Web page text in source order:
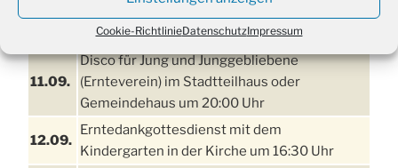
Cookie-RichtlinieDatenschutzImpressum
Erntefest in Drabenderhöhe
11.09.
Disco für Jung und Junggebliebene
(Ernteverein) im Stadtteilhaus oder
Gemeindehaus um 20:00 Uhr
12.09.
Erntedankgottesdienst mit dem
Kindergarten in der Kirche um 16:30 Uhr